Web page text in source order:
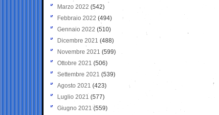
Marzo 2022 (542)
Febbraio 2022 (494)
Gennaio 2022 (510)
Dicembre 2021 (488)
Novembre 2021 (599)
Ottobre 2021 (506)
Settembre 2021 (539)
Agosto 2021 (423)
Luglio 2021 (577)
Giugno 2021(559)